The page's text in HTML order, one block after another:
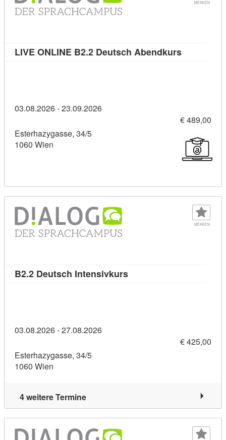
MERKEN
LIVE ONLINE B2.2 Deutsch AbendkursKursdetail:
03.08.2026 - 23.09.2026
€ 489,00
Esterhazygasse, 34/5
1060 Wien
MERKEN
B2.2 Deutsch IntensivkursKursdetail: B2.2 Deutsch
03.08.2026 - 27.08.2026
€ 425,00
Esterhazygasse, 34/5
1060 Wien
4 weitere Termine